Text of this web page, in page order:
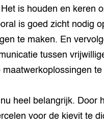
is houden en keren
is goed zicht nodig
te maken. En
tussen
te
heel belangrijk. Door
voor de kievit te